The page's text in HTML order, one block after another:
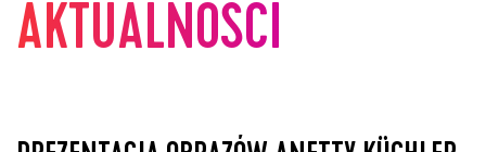
AKTUALNOŚCI